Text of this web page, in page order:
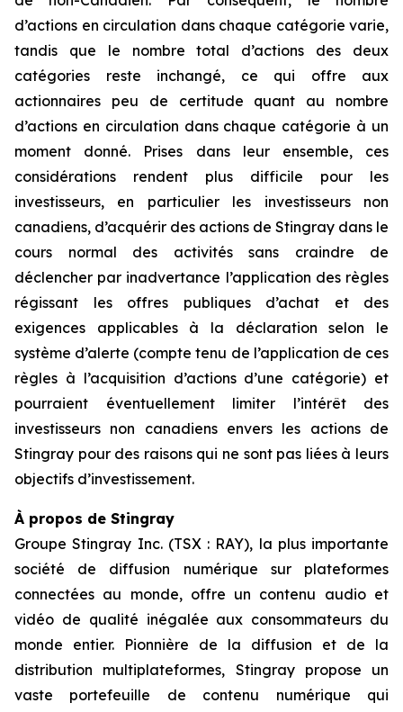
d’actions en circulation dans chaque catégorie varie,
tandis que le nombre total d’actions des deux
catégories reste inchangé, ce qui offre aux
actionnaires peu de certitude quant au nombre
d’actions en circulation dans chaque catégorie à un
moment donné. Prises dans leur ensemble, ces
considérations rendent plus difficile pour les
investisseurs, en particulier les investisseurs non
canadiens, d’acquérir des actions de Stingray dans le
cours normal des activités sans craindre de
déclencher par inadvertance l’application des règles
régissant les offres publiques d’achat et des
exigences applicables à la déclaration selon le
système d’alerte (compte tenu de l’application de ces
règles à l’acquisition d’actions d’une catégorie) et
pourraient éventuellement limiter l’intérêt des
investisseurs non canadiens envers les actions de
Stingray pour des raisons qui ne sont pas liées à leurs
objectifs d’investissement.
À propos de Stingray
Groupe Stingray Inc. (TSX : RAY), la plus importante
société de diffusion numérique sur plateformes
connectées au monde, offre un contenu audio et
vidéo de qualité inégalée aux consommateurs du
monde entier. Pionnière de la diffusion et de la
distribution multiplateformes, Stingray propose un
vaste portefeuille de contenu numérique qui